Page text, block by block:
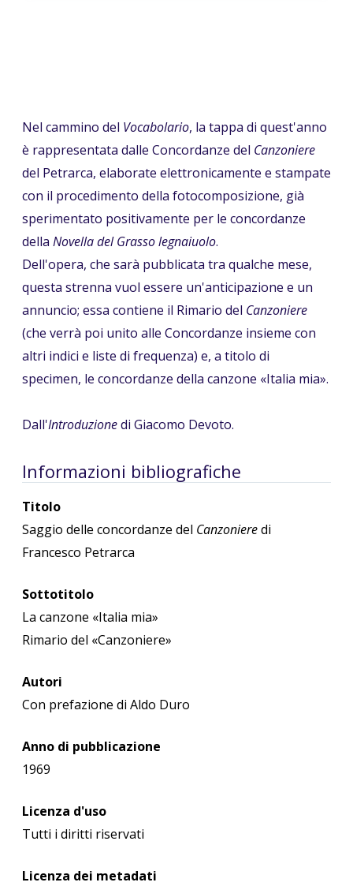
Nel cammino del Vocabolario, la tappa di quest'anno
è rappresentata dalle Concordanze del Canzoniere
del Petrarca, elaborate elettronicamente e stampate
con il procedimento della fotocomposizione, già
sperimentato positivamente per le concordanze
della Novella del Grasso legnaiuolo.
Dell'opera, che sarà pubblicata tra qualche mese,
questa strenna vuol essere un'anticipazione e un
annuncio; essa contiene il Rimario del Canzoniere
(che verrà poi unito alle Concordanze insieme con
altri indici e liste di frequenza) e, a titolo di
specimen, le concordanze della canzone «Italia mia».
Dall'Introduzionedi Giacomo Devoto.
Informazioni bibliografiche
Titolo
Saggio delle concordanze del Canzonieredi
Francesco Petrarca
Sottotitolo
La canzone «Italia mia»
Rimario del «Canzoniere»
Autori
Con prefazione di Aldo Duro
Anno di pubblicazione
1969
Licenza d'uso
Tutti i diritti riservati
Licenza dei metadati